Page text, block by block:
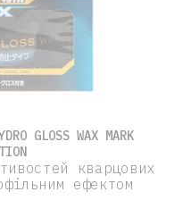
GLOSS WAX MARK
кварцових
ефектом
(￢_￢)
пароль
(￢_￢)